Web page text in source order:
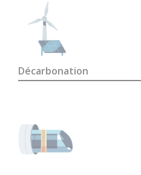
Décarbonation